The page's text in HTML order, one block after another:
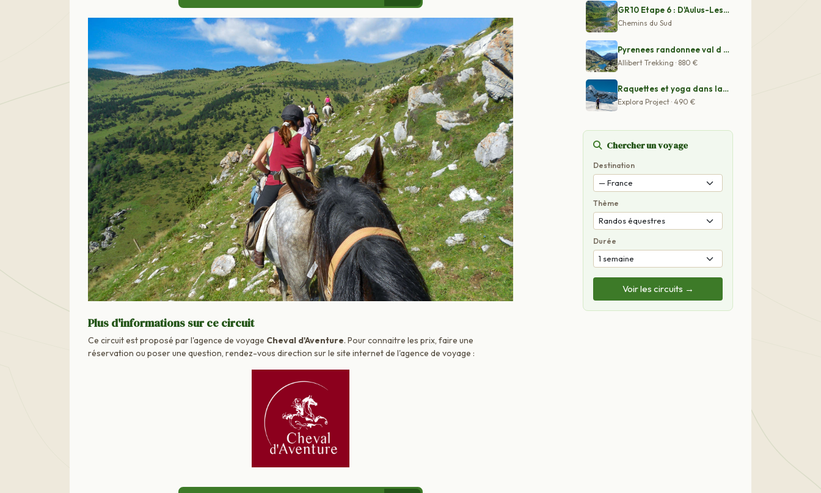
Plus d'informations sur ce circuit
Ce circuit est proposé par l'agence de voyage Cheval d'Aventure. Pour connaitre les prix, faire une
réservation ou poser une question, rendez-vous direction sur le site internet de l'agence de voyage :
GR10 Etape 6 : D'Aulus-Les-Bains à Ax Les Thermes
Chemins du Sud
Pyrenees randonnee val d aran
Allibert Trekking · 880 €
Raquettes et yoga dans la vallée de Serre Chevalier
Explora Project · 490 €
Chercher un voyage
Destination
Thème
Durée
Voir les circuits →